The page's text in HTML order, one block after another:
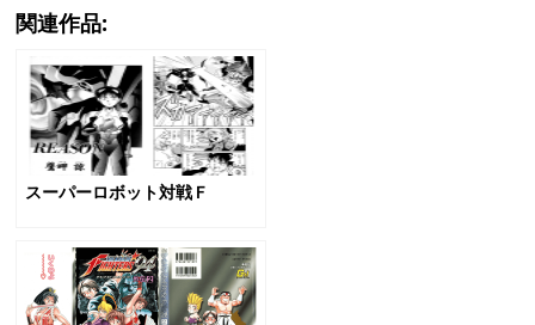
関連作品:
スーパーロボット対戦Ｆ